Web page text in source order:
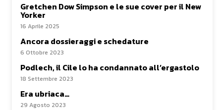
Gretchen Dow Simpson e le sue cover per il New
Yorker
16 Aprile 2025
Ancora dossieraggi e schedature
6 Ottobre 2023
Podlech, il Cile lo ha condannato all’ergastolo
18 Settembre 2023
Era ubriaca…
29 Agosto 2023